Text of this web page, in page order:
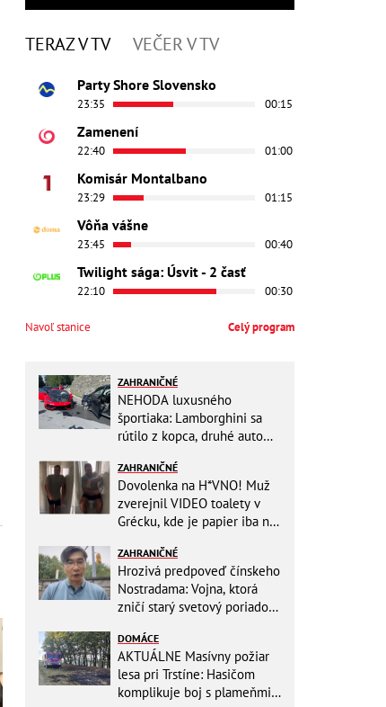
TERAZ V TV VEČER V TV
Party Shore Slovensko
23:35 00:15
Zamenení
22:40 01:00
Komisár Montalbano
23:29 01:15
Vôňa vášne
23:45 00:40
Twilight sága: Úsvit - 2 časť
22:10 00:30
Navoľ stanice Celý program
ZAHRANIČNÉ
NEHODA luxusného
športiaka: Lamborghini sa
rútilo z kopca, druhé auto
horšie
ZAHRANIČNÉ
Dovolenka na H*VNO! Muž
zverejnil VIDEO toalety v
Grécku, kde je papier iba na
do kuchyne
ZAHRANIČNÉ
Hrozivá predpoveď čínskeho
Nostradama: Vojna, ktorá
zničí starý svetový poriadok!
DOMÁCE
AKTUÁLNE Masívny požiar
lesa pri Trstíne: Hasičom
komplikuje boj s plameňmi